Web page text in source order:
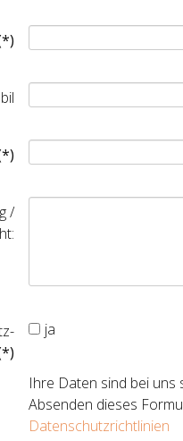
/
ja
Ihre Daten sind bei uns
Absenden dieses
Datenschutzrichtlinien